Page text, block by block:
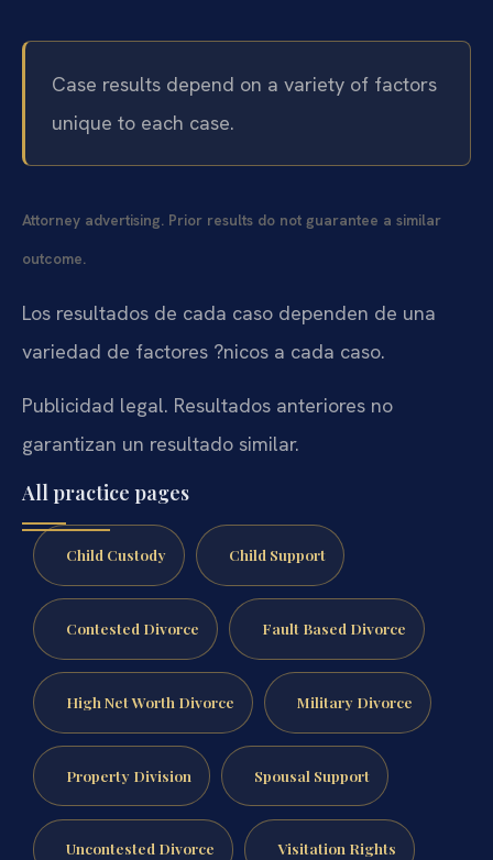
Case results depend on a variety of factors
unique to each case.
Attorney advertising. Prior results do not guarantee a similar
outcome.
Los resultados de cada caso dependen de una
variedad de factores ?nicos a cada caso.
Publicidad legal. Resultados anteriores no
garantizan un resultado similar.
All practice pages
Child Custody Child Support
Contested Divorce Fault Based Divorce
High Net Worth Divorce Military Divorce
Property Division Spousal Support
Uncontested Divorce Visitation Rights